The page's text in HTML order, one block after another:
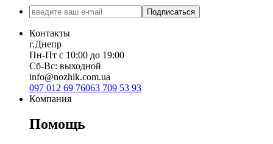
Подписаться
Контакты
г.Днепр
Пн-Пт с 10:00 до 19:00
Сб-Вс: выходной
info@nozhik.com.ua
097 012 69 76063 709 53 93
Компания
Помощь